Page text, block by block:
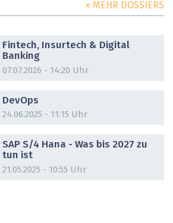
» MEHR DOSSIERS
Fintech, Insurtech & Digital
Banking
07.07.2026 - 14:20 Uhr
DevOps
24.06.2025 - 11:15 Uhr
SAP S/4 Hana - Was bis 2027 zu
tun ist
21.05.2025 - 10:55 Uhr